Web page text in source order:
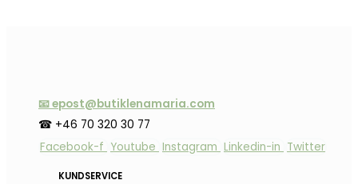
📧 epost@butiklenamaria.com
☎ +46 70 320 30 77
Facebook-f Youtube Instagram Linkedin-in Twitter
KUNDSERVICE